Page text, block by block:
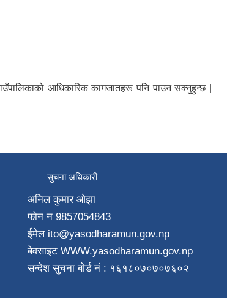
आधिकारिक कागजातहरू पनि पाउन सक्नुहुन्छ |
सुचना अधिकारी
अनिल कुमार ओझा
फाेन न‌ 9857054843
ईमेल ito@yasodharamun.gov.np
बेवसाइट WWW.yasodharamun.gov.np
सन्देश सुचना बाेर्ड न‌ं : १६१८०७०७०७६०२